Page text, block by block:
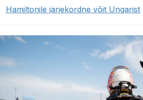
Hamiltonile järjekordne võit Ungarist